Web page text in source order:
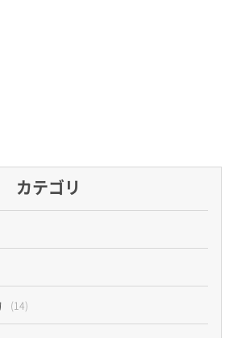
カテゴリ
(14)